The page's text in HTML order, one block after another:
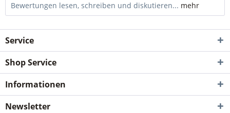
Bewertungen lesen, schreiben und diskutieren... mehr
Service
Shop Service
Informationen
Newsletter